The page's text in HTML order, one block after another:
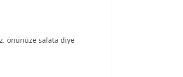
önünüze salata diye